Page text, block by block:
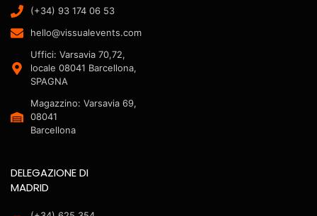
(+34) 93 174 06 53
hello@vissualevents.com
Uffici: Varsavia 70,72,
locale 08041 Barcellona,
SPAGNA
Magazzino: Varsavia 69,
08041
Barcellona
DELEGAZIONE DI
MADRID